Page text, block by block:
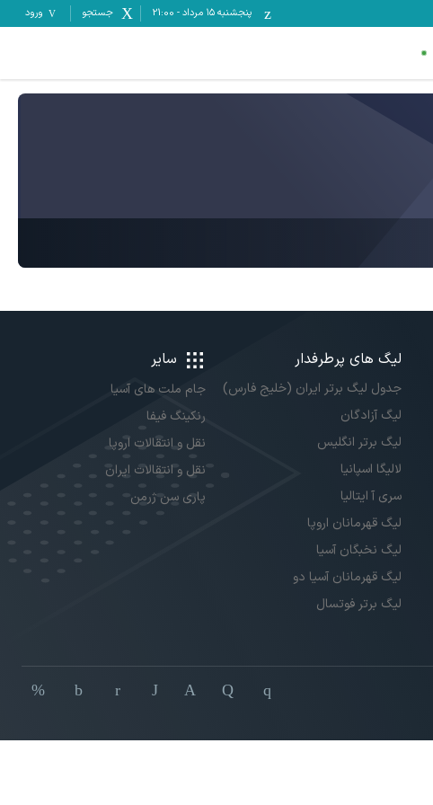
پنجشنبه ۱۵ مرداد -
21:00 جستجو ورود
لیگ های پرطرفدار
جدول لیگ برتر ایران (خلیج فارس)
لیگ آزادگان
لیگ برتر انگلیس
لالیگا اسپانیا
سری آ ایتالیا
لیگ قهرمانان اروپا
لیگ نخبگان آسیا
لیگ قهرمانان آسیا دو
لیگ برتر فوتسال
سایر
جام ملت های آسیا
رنکینگ فیفا
نقل و انتقالات اروپا
نقل و انتقالات ایران
پاری سن ژرمن